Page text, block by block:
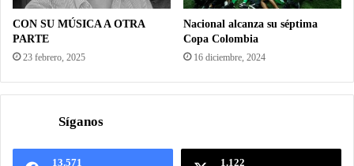
CON SU MÚSICA A OTRA
PARTE
23 febrero, 2025
Nacional alcanza su séptima
Copa Colombia
16 diciembre, 2024
Síganos
13.571 1.122